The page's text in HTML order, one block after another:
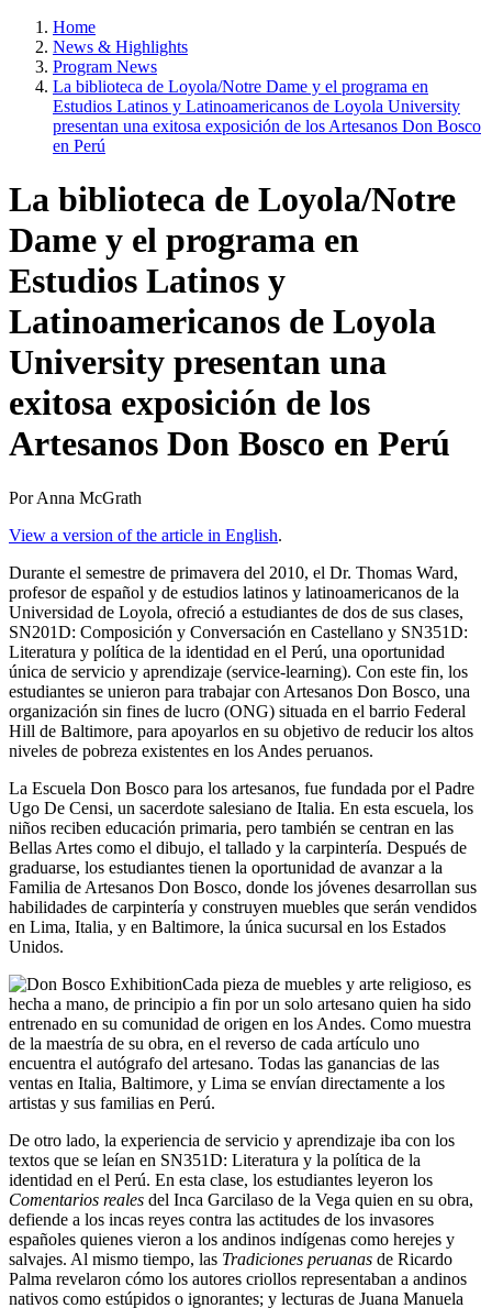
Home
News & Highlights
Program News
La biblioteca de Loyola/Notre Dame y el programa en
Estudios Latinos y Latinoamericanos de Loyola University
presentan una exitosa exposición de los Artesanos Don Bosco
en Perú
La biblioteca de Loyola/Notre
Dame y el programa en
Estudios Latinos y
Latinoamericanos de Loyola
University presentan una
exitosa exposición de los
Artesanos Don Bosco en Perú
Por Anna McGrath
View a version of the article in English.
Durante el semestre de primavera del 2010, el Dr. Thomas Ward,
profesor de español y de estudios latinos y latinoamericanos de la
Universidad de Loyola, ofreció a estudiantes de dos de sus clases,
SN201D: Composición y Conversación en Castellano y SN351D:
Literatura y política de la identidad en el Perú, una oportunidad
única de servicio y aprendizaje (service-learning). Con este fin, los
estudiantes se unieron para trabajar con Artesanos Don Bosco, una
organización sin fines de lucro (ONG) situada en el barrio Federal
Hill de Baltimore, para apoyarlos en su objetivo de reducir los altos
niveles de pobreza existentes en los Andes peruanos.
La Escuela Don Bosco para los artesanos, fue fundada por el Padre
Ugo De Censi, un sacerdote salesiano de Italia. En esta escuela, los
niños reciben educación primaria, pero también se centran en las
Bellas Artes como el dibujo, el tallado y la carpintería. Después de
graduarse, los estudiantes tienen la oportunidad de avanzar a la
Familia de Artesanos Don Bosco, donde los jóvenes desarrollan sus
habilidades de carpintería y construyen muebles que serán vendidos
en Lima, Italia, y en Baltimore, la única sucursal en los Estados
Unidos.
Cada pieza de muebles y arte religioso, es
hecha a mano, de principio a fin por un solo artesano quien ha sido
entrenado en su comunidad de origen en los Andes. Como muestra
de la maestría de su obra, en el reverso de cada artículo uno
encuentra el autógrafo del artesano. Todas las ganancias de las
ventas en Italia, Baltimore, y Lima se envían directamente a los
artistas y sus familias en Perú.
De otro lado, la experiencia de servicio y aprendizaje iba con los
textos que se leían en SN351D: Literatura y la política de la
identidad en el Perú. En esta clase, los estudiantes leyeron los
Comentarios reales del Inca Garcilaso de la Vega quien en su obra,
defiende a los incas reyes contra las actitudes de los invasores
españoles quienes vieron a los andinos indígenas como herejes y
salvajes. Al mismo tiempo, las Tradiciones peruanas de Ricardo
Palma revelaron cómo los autores criollos representaban a andinos
nativos como estúpidos o ignorantes; y lecturas de Juana Manuela